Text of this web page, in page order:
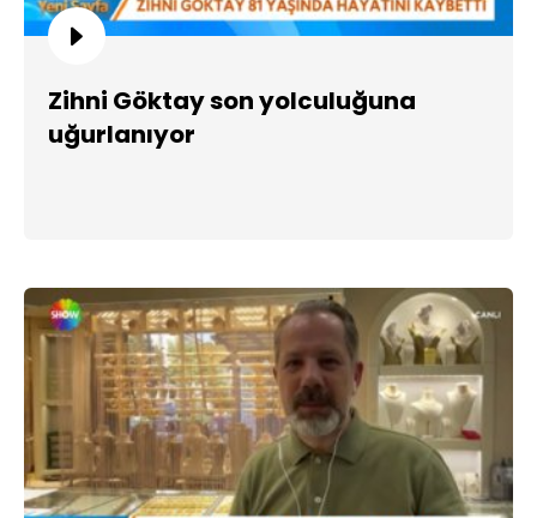
Zihni Göktay son yolculuğuna
uğurlanıyor